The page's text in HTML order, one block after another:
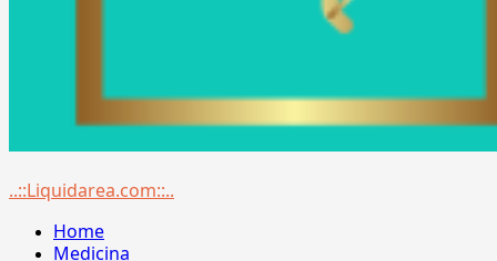
Menu
..::Liquidarea.com::..
Home
Medicina